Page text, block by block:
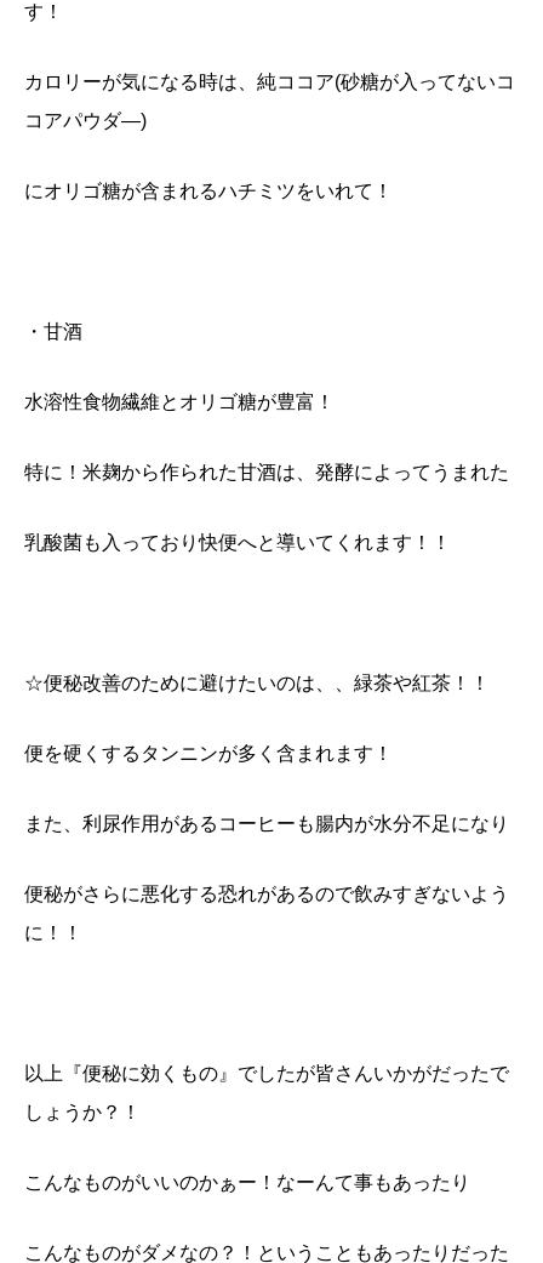
す！
カロリーが気になる時は、純ココア(砂糖が入ってないコ
コアパウダ―)
にオリゴ糖が含まれるハチミツをいれて！
・甘酒
水溶性食物繊維とオリゴ糖が豊富！
特に！米麹から作られた甘酒は、発酵によってうまれた
乳酸菌も入っており快便へと導いてくれます！！
☆便秘改善のために避けたいのは、、緑茶や紅茶！！
便を硬くするタンニンが多く含まれます！
また、利尿作用があるコーヒーも腸内が水分不足になり
便秘がさらに悪化する恐れがあるので飲みすぎないよう
に！！
以上『便秘に効くもの』でしたが皆さんいかがだったで
しょうか？！
こんなものがいいのかぁー！なーんて事もあったり
こんなものがダメなの？！ということもあったりだった